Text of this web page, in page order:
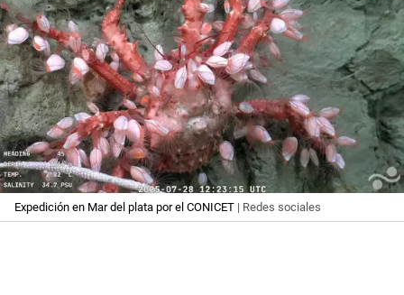
Expedición en Mar del plata por el CONICET | Redes sociales